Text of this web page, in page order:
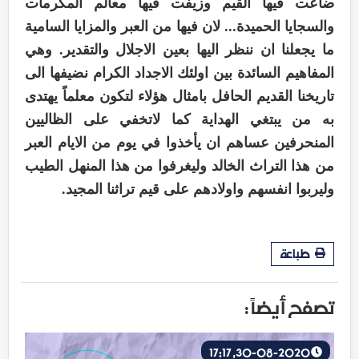
والسجايا الحميدة... لان فيها من العبر والمزايا السامية
ما يجعلنا ان ننظر اليها بعين الاجلال والتقدير. وهي
المفاهيم السائدة بين اولئك الاجداد الكرام نضيفها الى
تاريخنا القديم الحافل بامثال هؤلاء لتكون معلماً يهتدى
به من يبتغي الهداية كما لاتخفي على الظاليين
المنحرفين عساهم ان يأخذوا في يوم من الايام العبر
من هذا التراث الخالد وليغرفوا من هذا المنهل الطيب
وليربوا انفسهم واولادهم على قيم تراثنا المجيد.
طباعة
تصفح أيضاً :